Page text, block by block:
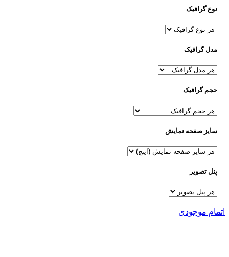
نوع گرافیک
مدل گرافیک
حجم گرافیک
سایز صفحه نمایش
پنل تصویر
اتمام موجودی